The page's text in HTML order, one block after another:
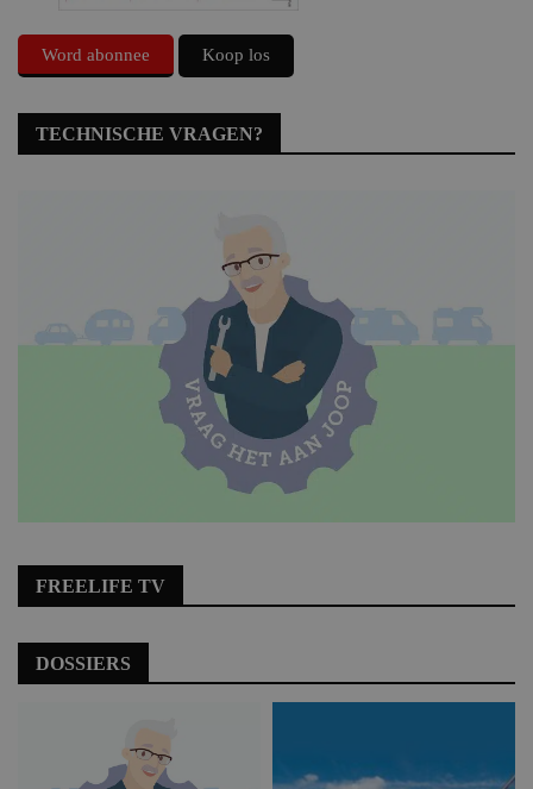
Word abonnee Koop los
TECHNISCHE VRAGEN?
FREELIFE TV
DOSSIERS